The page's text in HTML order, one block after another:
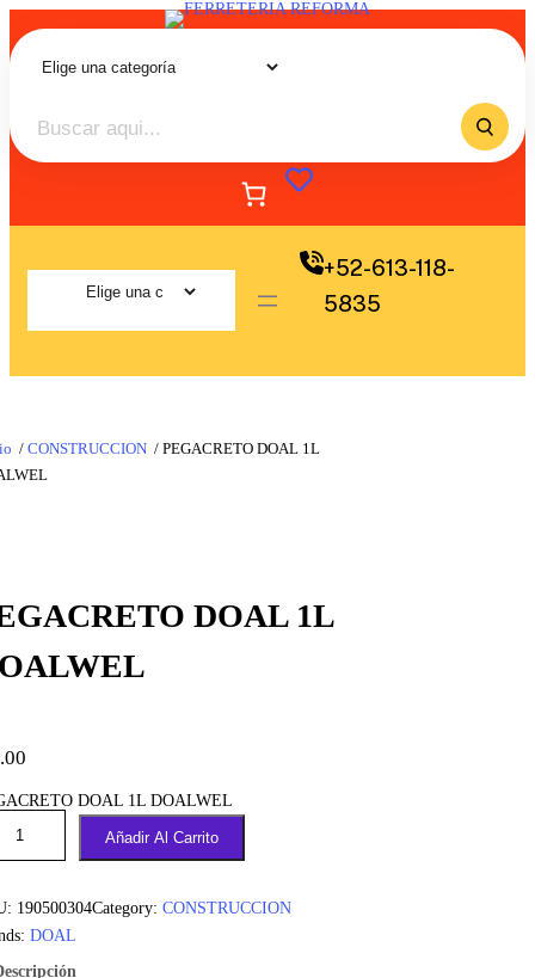
+52-613-118-
5835
/ CONSTRUCCION / PEGACRETO DOAL 1L
DOAL 1L
DOAL 1L DOALWEL
Añadir Al Carrito
190500304Category: CONSTRUCCION
DOAL